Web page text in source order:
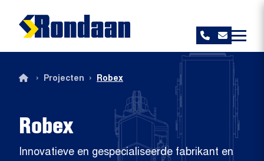
Robex
Innovatieve en gespecialiseerde fabrikant en
› Projecten › Robex